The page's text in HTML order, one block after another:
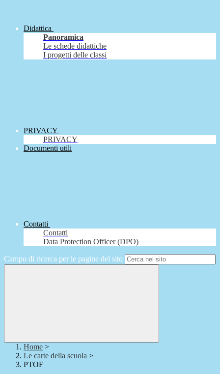
Didattica
Panoramica
Le schede didattiche
I progetti delle classi
PRIVACY
PRIVACY
Documenti utili
Contatti
Contatti
Data Protection Officer (DPO)
Campo di ricerca per le pagine del sito
Home >
Le carte della scuola >
PTOF